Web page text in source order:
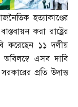
হত্যাকাণ্ডের
করা রাষ্ট্রের
করেছেন ১১ দলীয়
অবিলম্বে এসব দাবি
প্রতি উদাত্ত